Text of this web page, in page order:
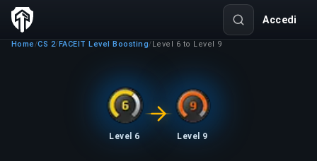
Accedi
Home /CS 2/FACEIT Level Boosting/Level 6 to Level 9
Level 6 Level 9